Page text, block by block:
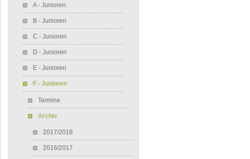
A - Junioren
B - Junioren
C - Junioren
D - Junioren
E - Junioren
F - Junioren
Termine
Archiv
2017/2018
2016/2017